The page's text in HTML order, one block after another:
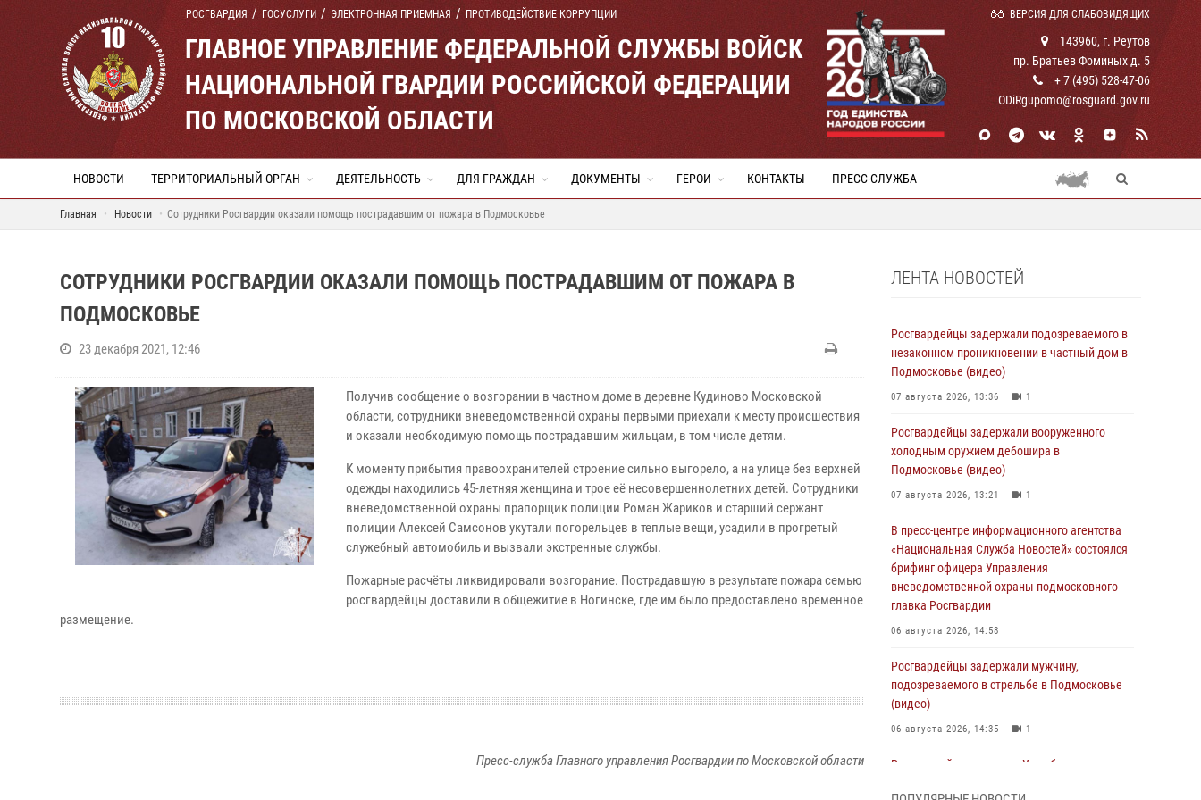
РОСГВАРДИЯ ГОСУСЛУГИ ЭЛЕКТРОННАЯ ПРИЕМНАЯ ПРОТИВОДЕЙСТВИЕ КОРРУПЦИИ ВЕРСИЯ ДЛЯ СЛАБОВИДЯЩИХ
ГЛАВНОЕ УПРАВЛЕНИЕ ФЕДЕРАЛЬНОЙ СЛУЖБЫ ВОЙСК
НАЦИОНАЛЬНОЙ ГВАРДИИ РОССИЙСКОЙ ФЕДЕРАЦИИ
ПО МОСКОВСКОЙ ОБЛАСТИ
143960, г. Реутов
пр. Братьев Фоминых д. 5
+ 7 (495) 528-47-06
ODiRgupomo@rosguard.gov.ru
НОВОСТИ ТЕРРИТОРИАЛЬНЫЙ ОРГАН ДЕЯТЕЛЬНОСТЬ ДЛЯ ГРАЖДАН ДОКУМЕНТЫ ГЕРОИ КОНТАКТЫ ПРЕСС-СЛУЖБА
Главная Новости Сотрудники Росгвардии оказали помощь пострадавшим от пожара в Подмосковье
СОТРУДНИКИ РОСГВАРДИИ ОКАЗАЛИ ПОМОЩЬ ПОСТРАДАВШИМ ОТ ПОЖАРА В
ПОДМОСКОВЬЕ
23 декабря 2021, 12:46
Получив сообщение о возгорании в частном доме в деревне Кудиново Московской
области, сотрудники вневедомственной охраны первыми приехали к месту происшествия
и оказали необходимую помощь пострадавшим жильцам, в том числе детям.
К моменту прибытия правоохранителей строение сильно выгорело, а на улице без верхней
одежды находились 45-летняя женщина и трое её несовершеннолетних детей. Сотрудники
вневедомственной охраны прапорщик полиции Роман Жариков и старший сержант
полиции Алексей Самсонов укутали погорельцев в теплые вещи, усадили в прогретый
служебный автомобиль и вызвали экстренные службы.
Пожарные расчёты ликвидировали возгорание. Пострадавшую в результате пожара семью
росгвардейцы доставили в общежитие в Ногинске, где им было предоставлено временное
размещение.
Пресс-служба Главного управления Росгвардии по Московской области
ЛЕНТА НОВОСТЕЙ
Росгвардейцы задержали подозреваемого в
незаконном проникновении в частный дом в
Подмосковье (видео)
07 августа 2026, 13:36 1
Росгвардейцы задержали вооруженного
холодным оружием дебошира в
Подмосковье (видео)
07 августа 2026, 13:21 1
В пресс-центре информационного агентства
«Национальная Служба Новостей» состоялся
брифинг офицера Управления
вневедомственной охраны подмосковного
главка Росгвардии
06 августа 2026, 14:58
Росгвардейцы задержали мужчину,
подозреваемого в стрельбе в Подмосковье
(видео)
06 августа 2026, 14:35 1
Росгвардейцы провели «Урок безопасности»